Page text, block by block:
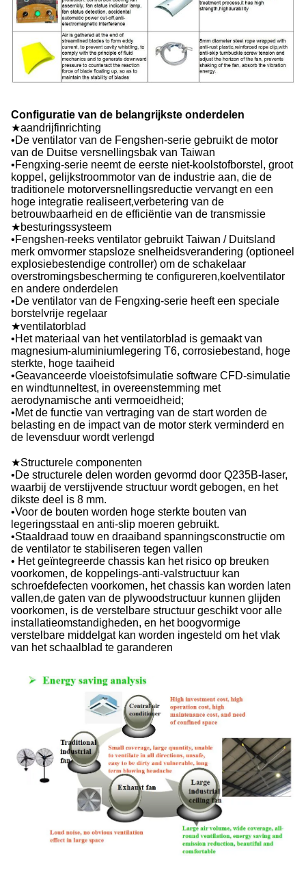
Configuratie van de belangrijkste onderdelen
★aandrijfinrichting
•De ventilator van de Fengshen-serie gebruikt de motor
van de Duitse versnellingsbak van Taiwan
•Fengxing-serie neemt de eerste niet-koolstofborstel, groot
koppel, gelijkstroommotor van de industrie aan, die de
traditionele motorversnellingsreductie vervangt en een
hoge integratie realiseert,verbetering van de
betrouwbaarheid en de efficiëntie van de transmissie
★besturingssysteem
•Fengshen-reeks ventilator gebruikt Taiwan / Duitsland
merk omvormer stapsloze snelheidsverandering (optioneel
explosiebestendige controller) om de schakelaar
overstromingsbescherming te configureren,koelventilator
en andere onderdelen
•De ventilator van de Fengxing-serie heeft een speciale
borstelvrije regelaar
★ventilatorblad
•Het materiaal van het ventilatorblad is gemaakt van
magnesium-aluminiumlegering T6, corrosiebestand, hoge
sterkte, hoge taaiheid
•Geavanceerde vloeistofsimulatie software CFD-simulatie
en windtunneltest, in overeenstemming met
aerodynamische anti vermoeidheid;
•Met de functie van vertraging van de start worden de
belasting en de impact van de motor sterk verminderd en
de levensduur wordt verlengd
★Structurele componenten
•De structurele delen worden gevormd door Q235B-laser,
waarbij de verstijvende structuur wordt gebogen, en het
dikste deel is 8 mm.
•Voor de bouten worden hoge sterkte bouten van
legeringsstaal en anti-slip moeren gebruikt.
•Staaldraad touw en draaiband spanningsconstructie om
de ventilator te stabiliseren tegen vallen
• Het geïntegreerde chassis kan het risico op breuken
voorkomen, de koppelings-anti-valstructuur kan
schroefdefecten voorkomen, het chassis kan worden laten
vallen,de gaten van de plywoodstructuur kunnen glijden
voorkomen, is de verstelbare structuur geschikt voor alle
installatieomstandigheden, en het boogvormige
verstelbare middelgat kan worden ingesteld om het vlak
van het schaalblad te garanderen